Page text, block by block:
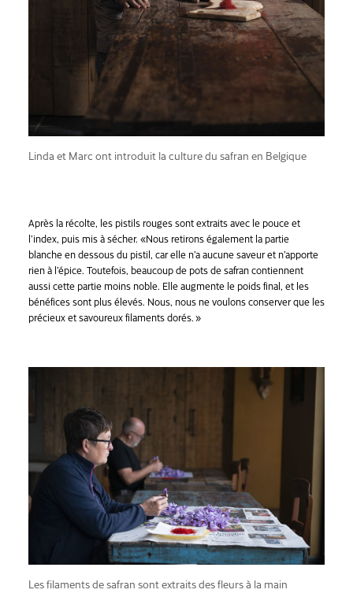
Linda et Marc ont introduit la culture du safran en Belgique
Après la récolte, les pistils rouges sont extraits avec le pouce et
l’index, puis mis à sécher. «Nous retirons également la partie
blanche en dessous du pistil, car elle n’a aucune saveur et n’apporte
rien à l’épice. Toutefois, beaucoup de pots de safran contiennent
aussi cette partie moins noble. Elle augmente le poids final, et les
bénéfices sont plus élevés. Nous, nous ne voulons conserver que les
précieux et savoureux filaments dorés. »
Les filaments de safran sont extraits des fleurs à la main